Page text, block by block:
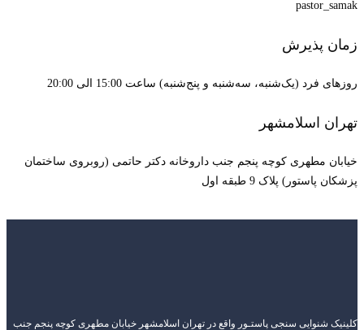
pastor_samak
زمان پذیرش
روزهای فرد (یک‌شنبه، سه‌شنبه و پنج‌شنبه) ساعت 15:00 الی 20:00
تهران اسلامشهر
خیابان مطهری کوچه پنجم جنب داروخانه دکتر حاتمی (روبروی ساختمان
پزشکان پاستور) پلاک 9 طبقه اول
کلینیک شنوایی سنجی پاستـور واقع در تهران اسلامشهر خیابان مطهری کوچه پنجم جنب